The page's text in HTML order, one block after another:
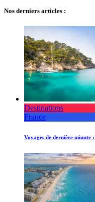
Nos derniers articles :
Destinations
France
Voyages de dernière minute